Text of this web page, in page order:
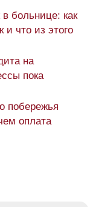
больнице: как
и что из этого
на
пока
побережья
оплата